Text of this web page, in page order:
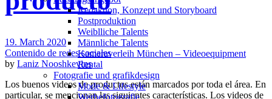
Redak­ti­on, Kon­zept und Storyboard
Post­pro­duk­ti­on
Weiblliche Talents
Männliche Talents
Kameraverleih München – Videoequipment
Rental
Fotografie und grafikdesign
Mode & Lifestyle
Werbefotografie
19. March 2020
Contenido de redes sociales
by Laniz Nooshkevins
Los buenos videos de productos están marcados por toda el área. En
particular, se mencionan las siguientes características. Los videos de